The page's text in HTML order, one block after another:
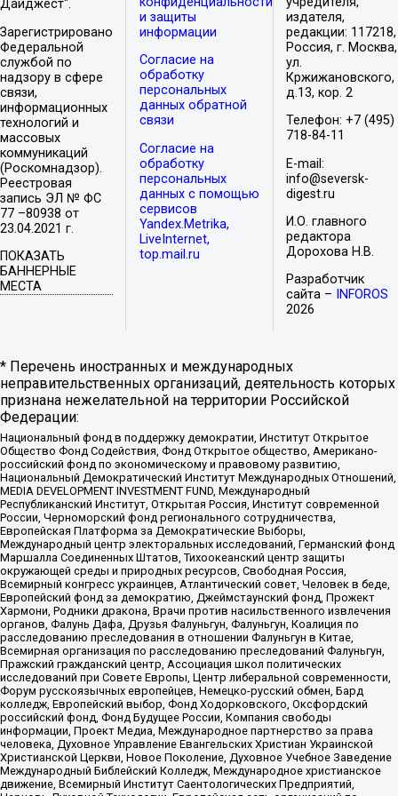
Дайджест".
Зарегистрировано
Федеральной
службой по
надзору в сфере
связи,
информационных
технологий и
массовых
коммуникаций
(Роскомнадзор).
Реестровая
запись ЭЛ № ФС
77 –80938 от
23.04.2021 г.
ПОКАЗАТЬ
БАННЕРНЫЕ
МЕСТА
и защиты
информации
Согласие на
обработку
персональных
данных обратной
связи
Согласие на
обработку
персональных
данных с помощью
сервисов
Yandex.Metrika,
LiveInternet,
top.mail.ru
издателя,
редакции: 117218,
Россия, г. Москва,
ул.
Кржижановского,
д.13, кор. 2
Телефон: +7 (495)
718-84-11
E-mail:
info@seversk-
digest.ru
И.О. главного
редактора
Дорохова Н.В.
Разработчик
сайта –
INFOROS
2026
* Перечень иностранных и международных
неправительственных организаций, деятельность которых
признана нежелательной на территории Российской
Федерации:
Национальный фонд в поддержку демократии, Институт Открытое
Общество Фонд Содействия, Фонд Открытое общество, Американо-
российский фонд по экономическому и правовому развитию,
Национальный Демократический Институт Международных Отношений,
MEDIA DEVELOPMENT INVESTMENT FUND, Международный
Республиканский Институт, Открытая Россия, Институт современной
России, Черноморский фонд регионального сотрудничества,
Европейская Платформа за Демократические Выборы,
Международный центр электоральных исследований, Германский фонд
Маршалла Соединенных Штатов, Тихоокеанский центр защиты
окружающей среды и природных ресурсов, Свободная Россия,
Всемирный конгресс украинцев, Атлантический совет, Человек в беде,
Европейский фонд за демократию, Джеймстаунский фонд, Прожект
Хармони, Родники дракона, Врачи против насильственного извлечения
органов, Фалунь Дафа, Друзья Фалуньгун, Фалуньгун, Коалиция по
расследованию преследования в отношении Фалуньгун в Китае,
Всемирная организация по расследованию преследований Фалуньгун,
Пражский гражданский центр, Ассоциация школ политических
исследований при Совете Европы, Центр либеральной современности,
Форум русскоязычных европейцев, Немецко-русский обмен, Бард
колледж, Европейский выбор, Фонд Ходорковского, Оксфордский
российский фонд, Фонд Будущее России, Компания свободы
информации, Проект Медиа, Международное партнерство за права
человека, Духовное Управление Евангельских Христиан Украинской
Христианской Церкви, Новое Поколение, Духовное Учебное Заведение
Международный Библейский Колледж, Международное христианское
движение, Всемирный Институт Саентологических Предприятий,